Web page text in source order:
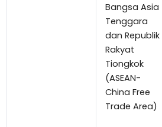
Bangsa Asia
Tenggara
dan Republik
Rakyat
Tiongkok
(ASEAN-
China Free
Trade Area)